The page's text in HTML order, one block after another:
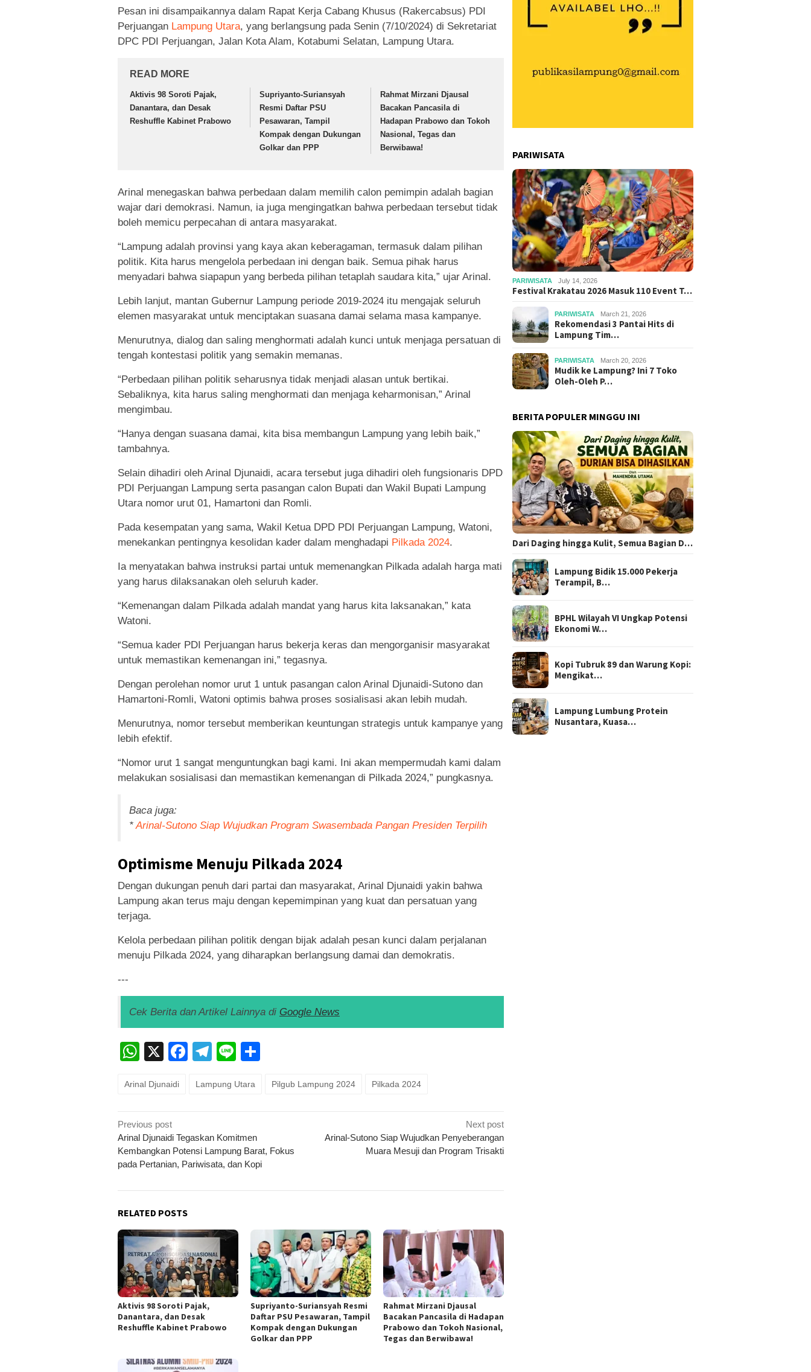
Pesan ini disampaikannya dalam Rapat Kerja Cabang Khusus (Rakercabsus) PDI
Perjuangan Lampung Utara, yang berlangsung pada Senin (7/10/2024) di Sekretariat
DPC PDI Perjuangan, Jalan Kota Alam, Kotabumi Selatan, Lampung Utara.
READ MORE
Aktivis 98 Soroti Pajak,
Danantara, dan Desak
Reshuffle Kabinet Prabowo
Supriyanto-Suriansyah
Resmi Daftar PSU
Pesawaran, Tampil
Kompak dengan Dukungan
Golkar dan PPP
Rahmat Mirzani Djausal
Bacakan Pancasila di
Hadapan Prabowo dan Tokoh
Nasional, Tegas dan
Berwibawa!
Arinal menegaskan bahwa perbedaan dalam memilih calon pemimpin adalah bagian
wajar dari demokrasi. Namun, ia juga mengingatkan bahwa perbedaan tersebut tidak
boleh memicu perpecahan di antara masyarakat.
“Lampung adalah provinsi yang kaya akan keberagaman, termasuk dalam pilihan
politik. Kita harus mengelola perbedaan ini dengan baik. Semua pihak harus
menyadari bahwa siapapun yang berbeda pilihan tetaplah saudara kita,” ujar Arinal.
Lebih lanjut, mantan Gubernur Lampung periode 2019-2024 itu mengajak seluruh
elemen masyarakat untuk menciptakan suasana damai selama masa kampanye.
Menurutnya, dialog dan saling menghormati adalah kunci untuk menjaga persatuan di
tengah kontestasi politik yang semakin memanas.
“Perbedaan pilihan politik seharusnya tidak menjadi alasan untuk bertikai.
Sebaliknya, kita harus saling menghormati dan menjaga keharmonisan,” Arinal
mengimbau.
“Hanya dengan suasana damai, kita bisa membangun Lampung yang lebih baik,”
tambahnya.
Selain dihadiri oleh Arinal Djunaidi, acara tersebut juga dihadiri oleh fungsionaris DPD
PDI Perjuangan Lampung serta pasangan calon Bupati dan Wakil Bupati Lampung
Utara nomor urut 01, Hamartoni dan Romli.
Pada kesempatan yang sama, Wakil Ketua DPD PDI Perjuangan Lampung, Watoni,
menekankan pentingnya kesolidan kader dalam menghadapi Pilkada 2024.
Ia menyatakan bahwa instruksi partai untuk memenangkan Pilkada adalah harga mati
yang harus dilaksanakan oleh seluruh kader.
“Kemenangan dalam Pilkada adalah mandat yang harus kita laksanakan,” kata
Watoni.
“Semua kader PDI Perjuangan harus bekerja keras dan mengorganisir masyarakat
untuk memastikan kemenangan ini,” tegasnya.
Dengan perolehan nomor urut 1 untuk pasangan calon Arinal Djunaidi-Sutono dan
Hamartoni-Romli, Watoni optimis bahwa proses sosialisasi akan lebih mudah.
Menurutnya, nomor tersebut memberikan keuntungan strategis untuk kampanye yang
lebih efektif.
“Nomor urut 1 sangat menguntungkan bagi kami. Ini akan mempermudah kami dalam
melakukan sosialisasi dan memastikan kemenangan di Pilkada 2024,” pungkasnya.
Baca juga:
* Arinal-Sutono Siap Wujudkan Program Swasembada Pangan Presiden Terpilih
Optimisme Menuju Pilkada 2024
Dengan dukungan penuh dari partai dan masyarakat, Arinal Djunaidi yakin bahwa
Lampung akan terus maju dengan kepemimpinan yang kuat dan persatuan yang
terjaga.
Kelola perbedaan pilihan politik dengan bijak adalah pesan kunci dalam perjalanan
menuju Pilkada 2024, yang diharapkan berlangsung damai dan demokratis.
---
Cek Berita dan Artikel Lainnya di Google News
WhatsApp
X Facebook
Telegram
Line
Arinal Djunaidi Lampung Utara Pilgub Lampung 2024 Pilkada 2024
Post
navigation
Previous post
Arinal Djunaidi Tegaskan Komitmen
Kembangkan Potensi Lampung Barat, Fokus
pada Pertanian, Pariwisata, dan Kopi
Next post
Arinal-Sutono Siap Wujudkan Penyeberangan
Muara Mesuji dan Program Trisakti
RELATED POSTS
Aktivis 98 Soroti Pajak,
Danantara, dan Desak
Reshuffle Kabinet Prabowo
Supriyanto-Suriansyah Resmi
Daftar PSU Pesawaran, Tampil
Kompak dengan Dukungan
Golkar dan PPP
Rahmat Mirzani Djausal
Bacakan Pancasila di Hadapan
Prabowo dan Tokoh Nasional,
Tegas dan Berwibawa!
PARIWISATA
PARIWISATA July 14, 2026
Festival Krakatau 2026 Masuk 110 Event T…
PARIWISATA March 21, 2026
Rekomendasi 3 Pantai Hits di
Lampung Tim…
PARIWISATA March 20, 2026
Mudik ke Lampung? Ini 7 Toko
Oleh-Oleh P…
BERITA POPULER MINGGU INI
Dari Daging hingga Kulit, Semua Bagian D…
Lampung Bidik 15.000 Pekerja
Terampil, B…
BPHL Wilayah VI Ungkap Potensi
Ekonomi W…
Kopi Tubruk 89 dan Warung Kopi:
Mengikat…
Lampung Lumbung Protein
Nusantara, Kuasa…